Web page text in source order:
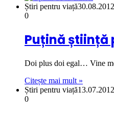
Știri pentru viață30.08.2012
0
Puțină știință
Doi plus doi egal… Vine
Citește mai mult »
Știri pentru viață13.07.2012
0